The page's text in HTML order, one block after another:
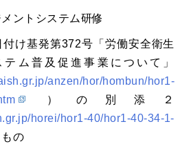
ントシステム研修
け基発第372号「労働安全衛生
ム普及促進事業について」
anzen/hor/hombun/hor1-
）の別添２
horei/hor1-40/hor1-40-34-1-
の